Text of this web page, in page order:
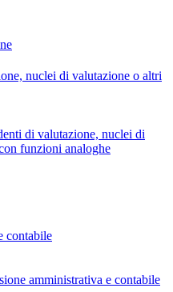
nuclei di valutazione o altri
di valutazione, nuclei di
funzioni analoghe
contabile
amministrativa e contabile